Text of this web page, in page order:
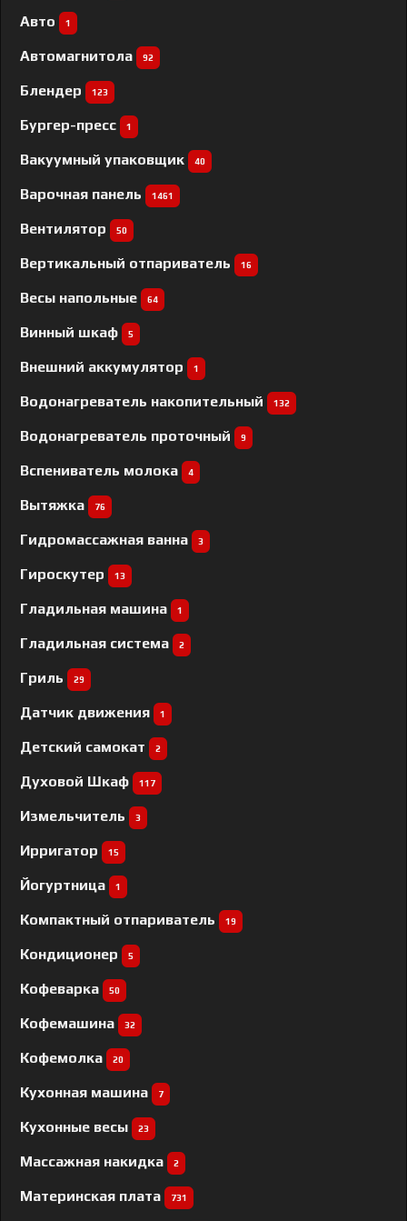
Авто 1
Автомагнитола 92
Блендер 123
Бургер-пресс 1
Вакуумный упаковщик 40
Варочная панель 1461
Вентилятор 50
Вертикальный отпариватель 16
Весы напольные 64
Винный шкаф 5
Внешний аккумулятор 1
Водонагреватель накопительный 132
Водонагреватель проточный 9
Вспениватель молока 4
Вытяжка 76
Гидромассажная ванна 3
Гироскутер 13
Гладильная машина 1
Гладильная система 2
Гриль 29
Датчик движения 1
Детский самокат 2
Духовой Шкаф 117
Измельчитель 3
Ирригатор 15
Йогуртница 1
Компактный отпариватель 19
Кондиционер 5
Кофеварка 50
Кофемашина 32
Кофемолка 20
Кухонная машина 7
Кухонные весы 23
Массажная накидка 2
Материнская плата 731